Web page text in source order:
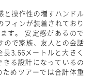
と操作性の増すハンドル
フィンが装着されており
す。 安定感があるので
ので家族、友人との会話
3.66メートルと大きく
る設計になっているの
めツアーでは合計体重